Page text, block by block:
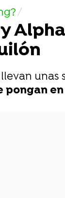
llevan
pongan